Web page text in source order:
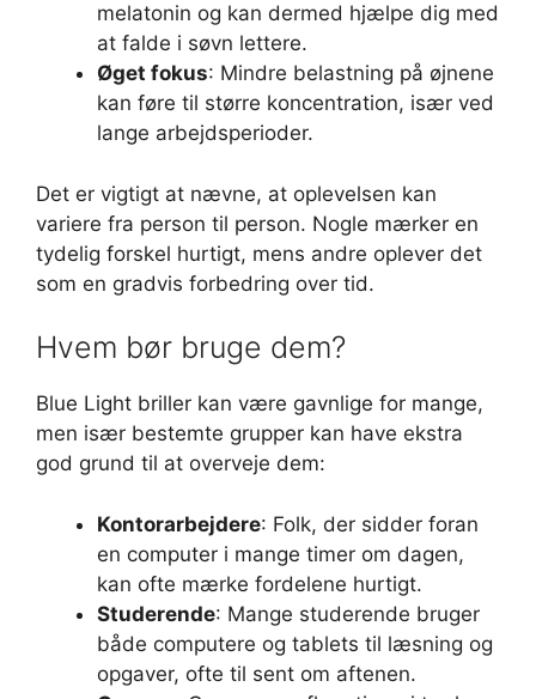
melatonin og kan dermed hjælpe dig med
at falde i søvn lettere.
Øget fokus: Mindre belastning på øjnene
kan føre til større koncentration, især ved
lange arbejdsperioder.
Det er vigtigt at nævne, at oplevelsen kan
variere fra person til person. Nogle mærker en
tydelig forskel hurtigt, mens andre oplever det
som en gradvis forbedring over tid.
Hvem bør bruge dem?
Blue Light briller kan være gavnlige for mange,
men især bestemte grupper kan have ekstra
god grund til at overveje dem:
Kontorarbejdere: Folk, der sidder foran
en computer i mange timer om dagen,
kan ofte mærke fordelene hurtigt.
Studerende: Mange studerende bruger
både computere og tablets til læsning og
opgaver, ofte til sent om aftenen.